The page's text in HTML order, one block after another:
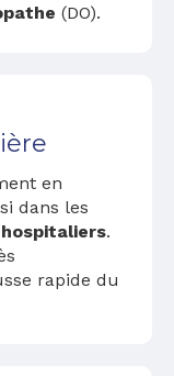
(DO).
en
dans les
.
rapide du